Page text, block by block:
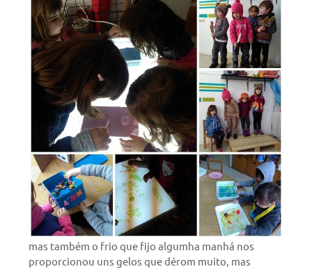
mas também o frio que fijo algumha manhá nos
proporcionou uns gelos que dérom muito, mas